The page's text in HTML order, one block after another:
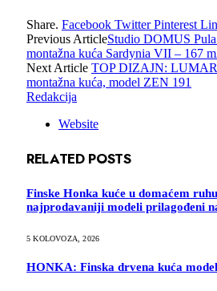
Share. Facebook Twitter Pinterest
Previous ArticleStudio DOMUS
montažna kuća Sardynia VII – 167
Next Article TOP DIZAJN: LUMAR
montažna kuća, model ZEN 191
Redakcija
Website
RELATED POSTS
Finske Honka kuće u domaćem
najprodavaniji modeli prilagođeni
5 KOLOVOZA, 2026
HONKA: Finska drvena kuća